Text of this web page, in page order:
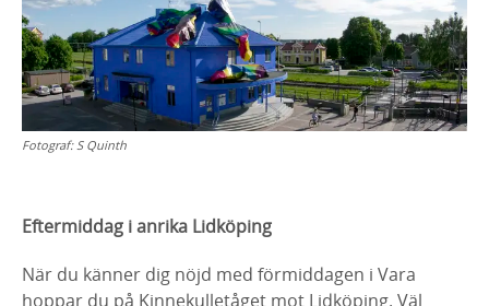
Fotograf: S Quinth
Eftermiddag i anrika Lidköping
När du känner dig nöjd med förmiddagen i Vara
hoppar du på Kinnekulletåget mot Lidköping. Väl